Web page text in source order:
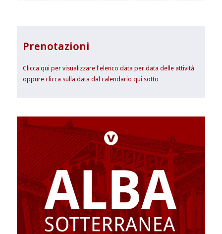
Prenotazioni
Clicca qui per visualizzare l'elenco data per data delle attività
oppure clicca sulla data dal calendario qui sotto